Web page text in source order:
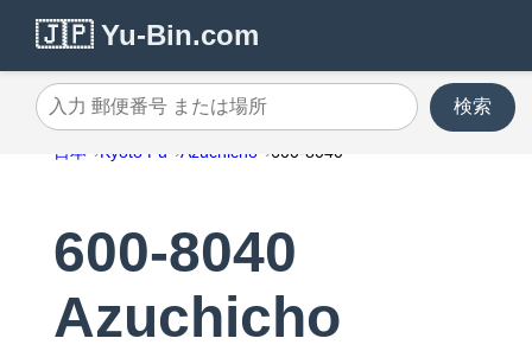
🇯🇵 Yu-Bin.com
入力 郵便番号 または場所
検索
日本 Kyoto Fu Azuchicho 600-8040
600-8040
Azuchicho